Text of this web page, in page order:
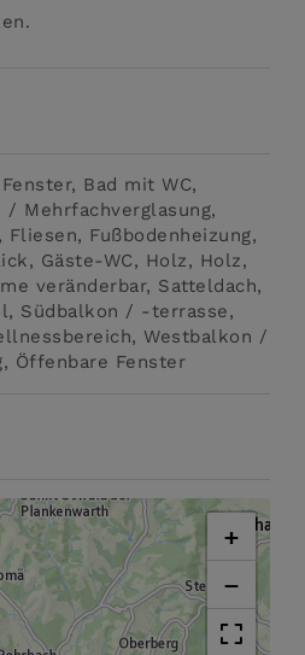
Bad mit WC
/ Mehrfachverglasung
Fliesen
Fußbodenheizung
Gäste-WC Holz
Holz
veränderbar
Satteldach
Südbalkon / -terrasse
Westbalkon /
Öffenbare Fenster
+
−